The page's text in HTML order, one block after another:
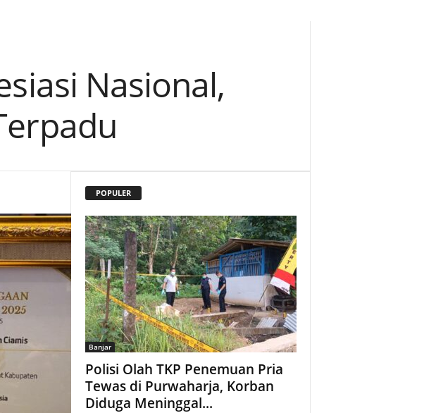
Nasional,
POPULER
Banjar
Polisi Olah TKP Penemuan Pria
Tewas di Purwaharja, Korban
Diduga Meninggal...